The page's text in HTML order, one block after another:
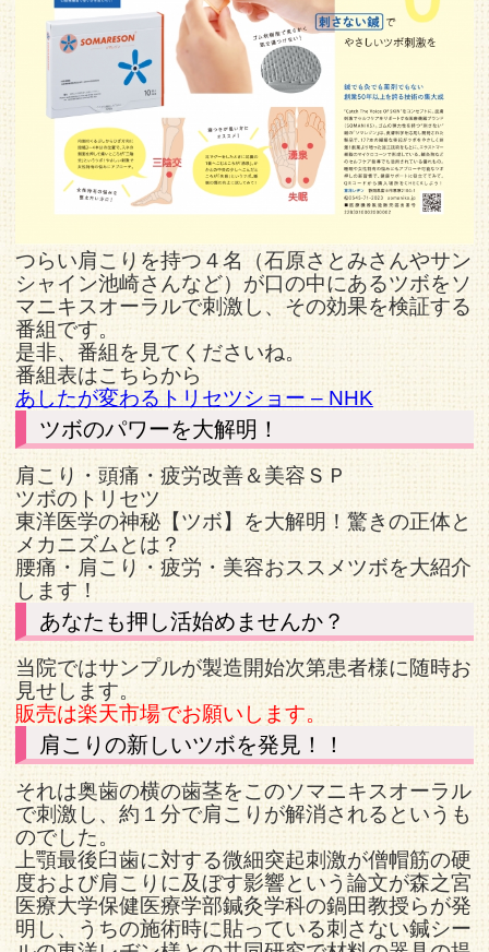
つらい肩こりを持つ４名（石原さとみさんやサン
シャイン池崎さんなど）が口の中にあるツボをソ
マニキスオーラルで刺激し、その効果を検証する
番組です。
是非、番組を見てくださいね。
番組表はこちらから
あしたが変わるトリセツショー – NHK
ツボのパワーを大解明！
肩こり・頭痛・疲労改善＆美容ＳＰ
ツボのトリセツ
東洋医学の神秘【ツボ】を大解明！驚きの正体と
メカニズムとは？
腰痛・肩こり・疲労・美容おススメツボを大紹介
します！
あなたも押し活始めませんか？
当院ではサンプルが製造開始次第患者様に随時お
見せします。
販売は楽天市場でお願いします。
肩こりの新しいツボを発見！！
それは奥歯の横の歯茎をこのソマニキスオーラル
で刺激し、約１分で肩こりが解消されるというも
のでした。
上顎最後臼歯に対する微細突起刺激が僧帽筋の硬
度および肩こりに及ぼす影響という論文が森之宮
医療大学保健医療学部鍼灸学科の鍋田教授らが発
明し、うちの施術時に貼っている刺さない鍼シー